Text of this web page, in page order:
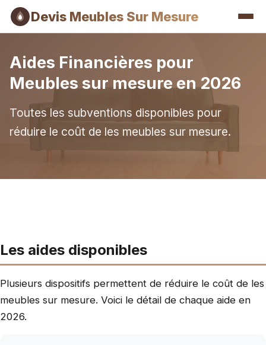
Devis Meubles Sur Mesure
Aides Financières pour
Meubles sur mesure en 2026
Toutes les subventions disponibles pour
réduire le coût de les meubles sur mesure.
Les aides disponibles
Plusieurs dispositifs permettent de réduire le coût de les
meubles sur mesure. Voici le détail de chaque aide en
2026.